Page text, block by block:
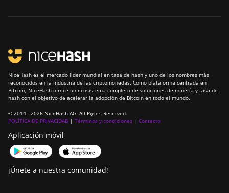
NiceHash es el mercado líder mundial en tasa de hash y uno de los nombres más
reconocidos en la industria de las criptomonedas. Como plataforma centrada en
Bitcoin, NiceHash ofrece un ecosistema completo de soluciones de minería y tasa de
hash con el objetivo de acelerar la adopción de Bitcoin en todo el mundo.
© 2014 - 2026 NiceHash AG. All Rights Reserved.
POLÍTICA DE PRIVACIDAD | Términos y condiciones | Contacto
Aplicación móvil
¡Únete a nuestra comunidad!